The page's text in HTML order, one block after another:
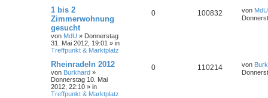
1 bis 2
Zimmerwohnung
gesucht
von MdU » Donnerstag
31. Mai 2012, 19:01 » in
Treffpunkt & Marktplatz
0 100832 von MdU
Rheinradeln 2012
von Burkhard »
Donnerstag 10. Mai
2012, 22:10 » in
Treffpunkt & Marktplatz
0 110214 von